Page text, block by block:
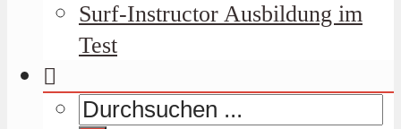
Surf-Instructor Ausbildung im
Test